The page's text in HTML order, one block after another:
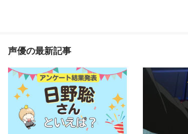
声優の最新記事